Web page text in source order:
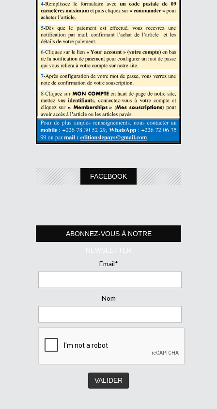
FACEBOOK
ABONNEZ-VOUS À NOTRE
NEWSLETTER
Email*
Nom